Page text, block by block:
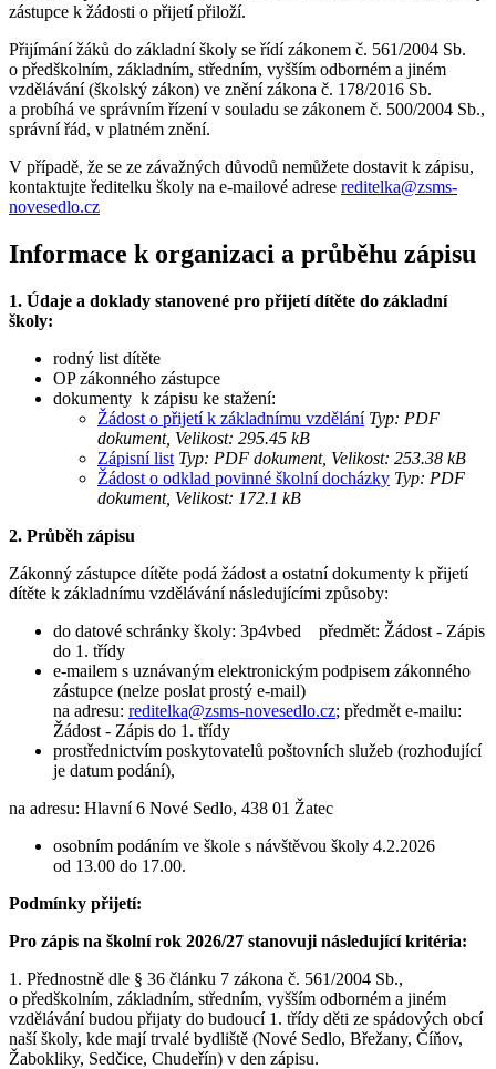
zástupce k žádosti o přijetí přiloží.
Přijímání žáků do základní školy se řídí zákonem č. 561/2004 Sb.
o předškolním, základním, středním, vyšším odborném a jiném
vzdělávání (školský zákon) ve znění zákona č. 178/2016 Sb.
a probíhá ve správním řízení v souladu se zákonem č. 500/2004 Sb.,
správní řád, v platném znění.
V případě, že se ze závažných důvodů nemůžete dostavit k zápisu,
kontaktujte ředitelku školy na e‑mailové adrese reditelka@zsms-
novesedlo.cz
Informace k organizaci a průběhu zápisu
1. Údaje a doklady stanovené pro přijetí dítěte do základní
školy:
rodný list dítěte
OP zákonného zástupce
dokumenty k zápisu ke stažení:
Žádost o přijetí k základnímu vzděláníTyp: PDF
dokument, Velikost: 295.45 kB
Zápisní list Typ: PDF dokument, Velikost: 253.38 kB
Žádost o odklad povinné školní docházky Typ: PDF
dokument, Velikost: 172.1 kB
2. Průběh zápisu
Zákonný zástupce dítěte podá žádost a ostatní dokumenty k přijetí
dítěte k základnímu vzdělávání následujícími způsoby:
do datové schránky školy: 3p4vbed předmět: Žádost - Zápis
do 1. třídy
e-mailem s uznávaným elektronickým podpisem zákonného
zástupce (nelze poslat prostý e-mail)
na adresu: reditelka@zsms-novesedlo.cz; předmět e-mailu:
Žádost - Zápis do 1. třídy
prostřednictvím poskytovatelů poštovních služeb (rozhodující
je datum podání),
na adresu: Hlavní 6 Nové Sedlo, 438 01 Žatec
osobním podáním ve škole s návštěvou školy 4.2.2026
od 13.00 do 17.00.
Podmínky přijetí:
Pro zápis na školní rok 2026/27 stanovuji následující kritéria:
1. Přednostně dle § 36 článku 7 zákona č. 561/2004 Sb.,
o předškolním, základním, středním, vyšším odborném a jiném
vzdělávání budou přijaty do budoucí 1. třídy děti ze spádových obcí
naší školy, kde mají trvalé bydliště (Nové Sedlo, Břežany, Číňov,
Žabokliky, Sedčice, Chudeřín) v den zápisu.